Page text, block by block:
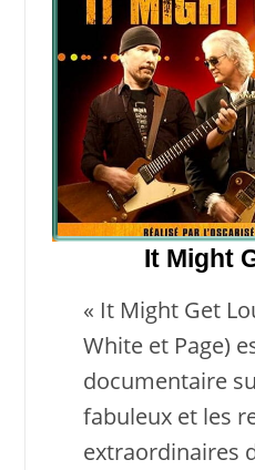
It Might
« It Might Get
White et Page)
documentaire
fabuleux et les
extraordinaires